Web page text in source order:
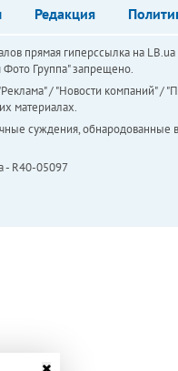
Редакция
прямая гиперссылка на
Фото Группа" запрещено.
/ "Новости компаний" /
материалах.
суждения,
- R40-05097